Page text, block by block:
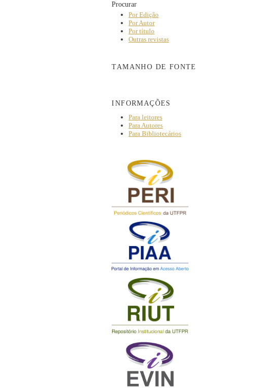
Procurar
Por Edição
Por Autor
Por título
Outras revistas
TAMANHO DE FONTE
INFORMAÇÕES
Para leitores
Para Autores
Para Bibliotecários